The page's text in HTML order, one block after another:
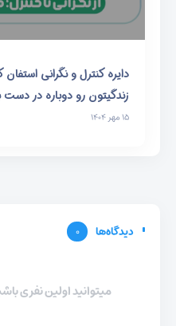
دایره کنترل و نگرانی
زندگیتون رو دوباره در دست
۱۵ مهر ۱۴۰۴
دیدگاه‌ها ۰
میتوانید اولین نفری